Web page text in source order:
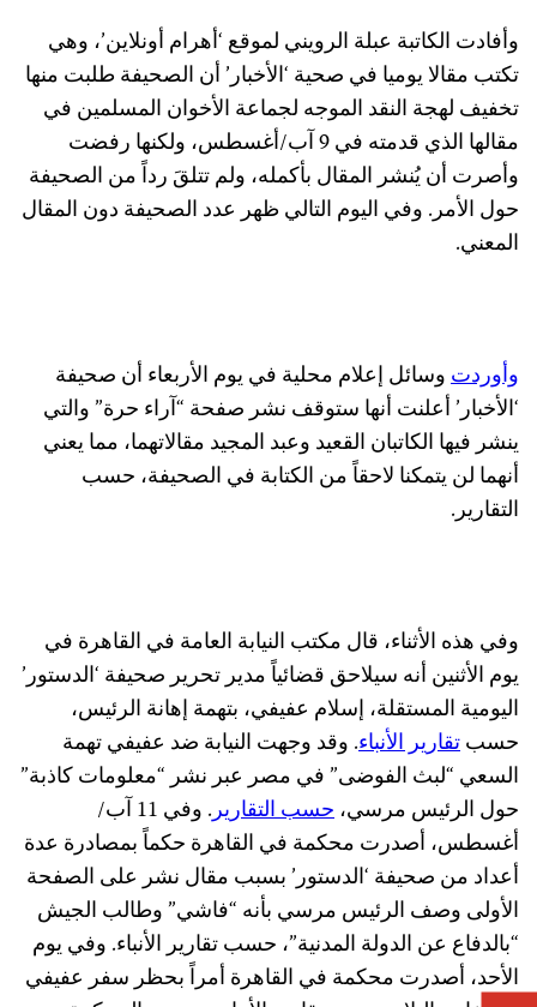
وأفادت الكاتبة عبلة الرويني لموقع ‘أهرام أونلاين’، وهي
تكتب مقالا يوميا في صحية ‘الأخبار’ أن الصحيفة طلبت منها
تخفيف لهجة النقد الموجه لجماعة الأخوان المسلمين في
مقالها الذي قدمته في 9 آب/أغسطس، ولكنها رفضت
وأصرت أن يُنشر المقال بأكمله، ولم تتلقَ رداً من الصحيفة
حول الأمر. وفي اليوم التالي ظهر عدد الصحيفة دون المقال
المعني.
وأوردتوسائل إعلام محلية في يوم الأربعاء أن صحيفة
‘الأخبار’ أعلنت أنها ستوقف نشر صفحة “آراء حرة” والتي
ينشر فيها الكاتبان القعيد وعبد المجيد مقالاتهما، مما يعني
أنهما لن يتمكنا لاحقاً من الكتابة في الصحيفة، حسب
التقارير.
وفي هذه الأثناء، قال مكتب النيابة العامة في القاهرة في
يوم الأثنين أنه سيلاحق قضائياً مدير تحرير صحيفة ‘الدستور’
اليومية المستقلة، إسلام عفيفي، بتهمة إهانة الرئيس،
حسبتقارير الأنباء. وقد وجهت النيابة ضد عفيفي تهمة
السعي “لبث الفوضى” في مصر عبر نشر “معلومات كاذبة”
حول الرئيس مرسي، حسب التقارير
. وفي 11 آب/
أغسطس، أصدرت محكمة في القاهرة حكماً بمصادرة عدة
أعداد من صحيفة ‘الدستور’ بسبب مقال نشر على الصفحة
الأولى وصف الرئيس مرسي بأنه “فاشي” وطالب الجيش
“بالدفاع عن الدولة المدنية”، حسب تقارير الأنباء. وفي يوم
الأحد، أصدرت محكمة في القاهرة أمراً بحظر سفر عفيفي